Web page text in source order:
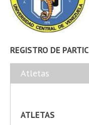
REGISTRO DE
Atletas
ATLETAS